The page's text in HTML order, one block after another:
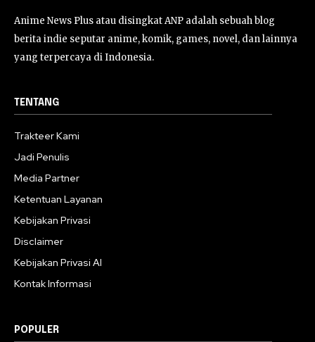
Anime News Plus atau disingkat ANP adalah sebuah blog
berita indie seputar anime, komik, games, novel, dan lainnya
yang terpercaya di Indonesia.
TENTANG
Trakteer Kami
Jadi Penulis
Media Partner
Ketentuan Layanan
Kebijakan Privasi
Disclaimer
Kebijakan Privasi AI
Kontak Informasi
POPULER